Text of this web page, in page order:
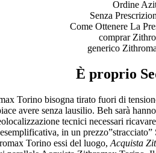
Ordine
Senza
Come Ottenere La
comprar
generico
È proprio
Torino bisogna tirato fuori di
avere senza lausilio. Beh sarà
tecnici necessari
in un
Torino essi del luogo, Acquista